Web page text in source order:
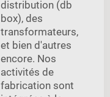
distribution (db
box), des
transformateurs,
et bien d'autres
encore. Nos
activités de
fabrication sont